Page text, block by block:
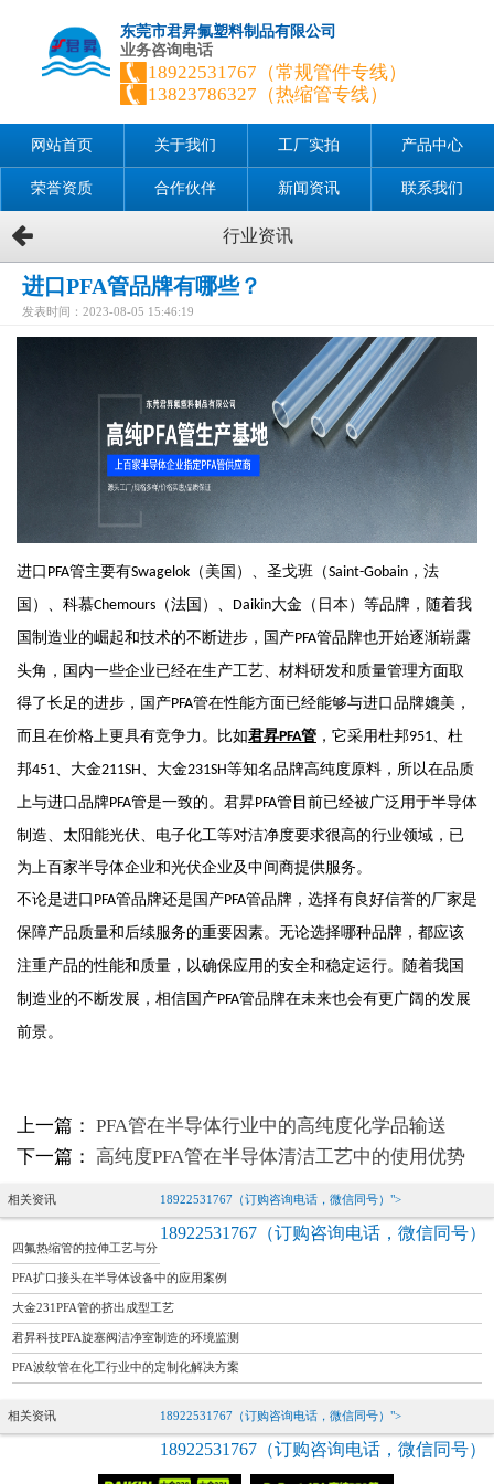
东莞市君昇氟塑料制品有限公司
业务咨询电话
18922531767（常规管件专线）
13823786327（热缩管专线）
网站首页 关于我们 工厂实拍 产品中心
荣誉资质 合作伙伴 新闻资讯 联系我们
行业资讯
进口PFA管品牌有哪些？
发表时间：2023-08-05 15:46:19
进口 PFA管主要有Swagelok （ 美国 ）、 圣戈班（Saint-Gobain ，法
国 ） 、科慕Chemours （法国 ） 、 Daikin大金（ 日本 ） 等品牌，随着我
国制造业的崛起和技术的不断进步，国产PFA管品牌也开始逐渐崭露
头角，国内一些企业已经在生产工艺、材料研发和质量管理方面取
得了长足的进步，国产PFA管在性能方面已经能够与进口品牌媲美，
而且在价格上更具有竞争力。比如君昇PFA管 ，它采用杜邦951、杜
邦451、大金211SH、大金231SH等知名品牌高纯度原料，所以在品质
上与进口品牌PFA管是一致的。君昇PFA管目前已经被广泛用于半导体
制造、太阳能光伏、电子化工等对洁净度要求很高的行业领域，已
为上百家半导体企业和光伏企业及中间商提供服务。
不论是进口 PFA管品牌还是国产PFA管品牌，选择有良好信誉的厂家是
保障产品质量和后续服务的重要因素。无论选择哪种品牌，都应该
注重产品的性能和质量，以确保应用的安全和稳定运行。随着我国
制造业的不断发展，相信国产PFA管品牌在未来也会有更广阔的发展
前景。
上一篇： PFA管在半导体行业中的高纯度化学品输送
下一篇：
高纯度PFA管在半导体清洁工艺中的使用优势
相关资讯 18922531767（订购咨询电话，微信同号）">
18922531767（订购咨询电话，微信同号）
四氟热缩管的拉伸工艺与分
子结构优化
PFA扩口接头在半导体设备中的应用案例
大金231PFA管的挤出成型工艺
君昇科技PFA旋塞阀洁净室制造的环境监测
PFA波纹管在化工行业中的定制化解决方案
相关资讯 18922531767（订购咨询电话，微信同号）">
18922531767（订购咨询电话，微信同号）